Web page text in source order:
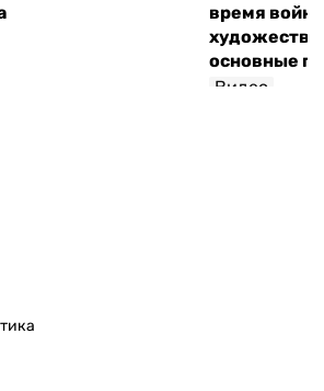
время
основные
Видео